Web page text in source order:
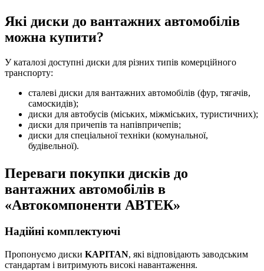
Які диски до вантажних автомобілів
можна купити?
У каталозі доступні диски для різних типів комерційного
транспорту:
сталеві диски для вантажних автомобілів (фур, тягачів,
самоскидів);
диски для автобусів (міських, міжміських, туристичних);
диски для причепів та напівпричепів;
диски для спеціальної техніки (комунальної,
будівельної).
Переваги покупки дисків до
вантажних автомобілів в
«Автокомпоненти АВТЕК»
Надійні комплектуючі
Пропонуємо диски KAPITAN, які відповідають заводським
стандартам і витримують високі навантаження.